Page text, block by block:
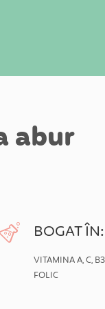
abur
BOGAT ÎN:
VITAMINA A, C,
FOLIC